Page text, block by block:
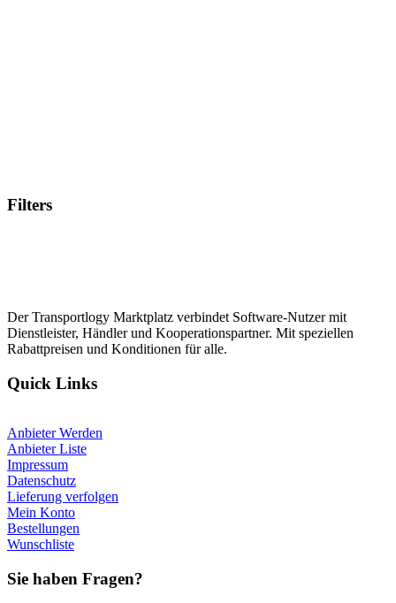
Filters
Der Transportlogy Marktplatz verbindet Software-Nutzer mit
Dienstleister, Händler und Kooperationspartner. Mit speziellen
Rabattpreisen und Konditionen für alle.
Quick Links
Anbieter Werden
Anbieter Liste
Impressum
Datenschutz
Lieferung verfolgen
Mein Konto
Bestellungen
Wunschliste
Sie haben Fragen?